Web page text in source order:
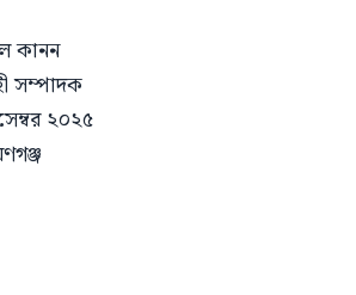
কানন
সম্পাদক
২০২৫